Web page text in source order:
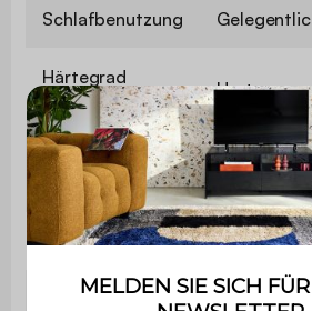
Schlafbenutzung
Härtegrad
Matratze
Hart
Maximale
Belastung
110 kg pro
Verwendung Nur für den
Garantie 2 Jahre